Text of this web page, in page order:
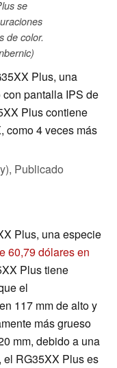
se
de color.
Plus, una
pantalla IPS de
Plus contiene
como 4 veces más
Publicado
Plus, una especie
60,79 dólares en
Plus tiene
el
117 mm de alto y
más grueso
mm, debido a una
el RG35XX Plus es